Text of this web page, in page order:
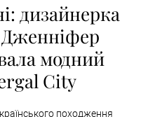
дизайнерка
Дженніфер
модний
City
походження